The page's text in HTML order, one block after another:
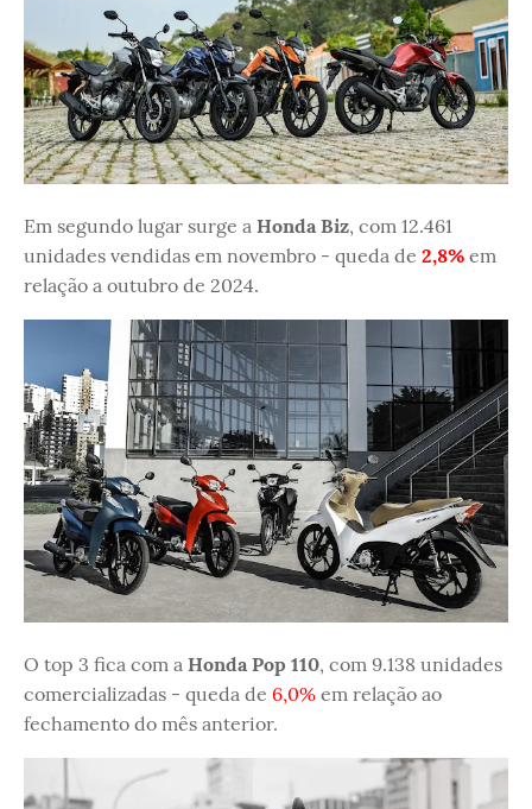
Em segundo lugar surge a Honda Biz, com 12.461
unidades vendidas em novembro - queda de 2,8% em
relação a outubro de 2024.
O top 3 fica com a Honda Pop 110, com 9.138 unidades
comercializadas - queda de 6,0% em relação ao
fechamento do mês anterior.